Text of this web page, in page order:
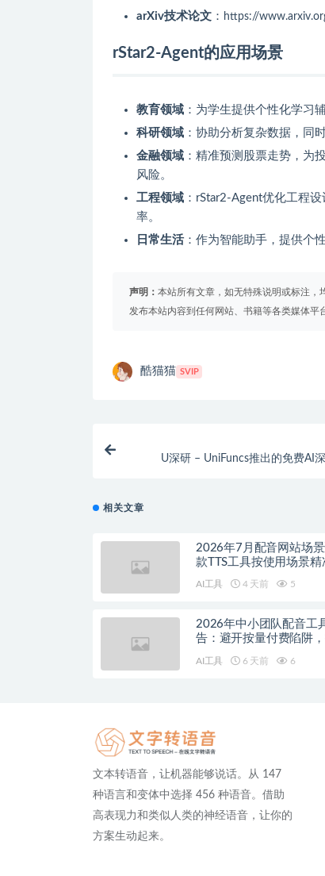
arXiv技术论文 ： https://
rStar2-Agent的应用场景
教育领域 ：为学生提供个性化学习
科研领域 ：协助分析复杂数据，同
金融领域 ：精准预测股票走势，为
风险。
工程领域 ：rStar2-Agent优化工程
率。
日常生活：作为智能助手，提供个
声明： 本站所有文章，如无特殊说明或标注，
发布本站内容到任何网站、书籍等各类媒体平
酷猫猫 SVIP
U深研 – UniFuncs推出的免费AI
相关文章
2026年7月配音网站场
款TTS工具按使用场景精
AI工具 4 天前 5
2026年中小团队配音工
告：避开按量付费陷阱
AI工具 6 天前 6
文本转语音，让机器能够说话。从 147
种语言和变体中选择 456 种语音。借助
高表现力和类似人类的神经语音，让你的
方案生动起来。